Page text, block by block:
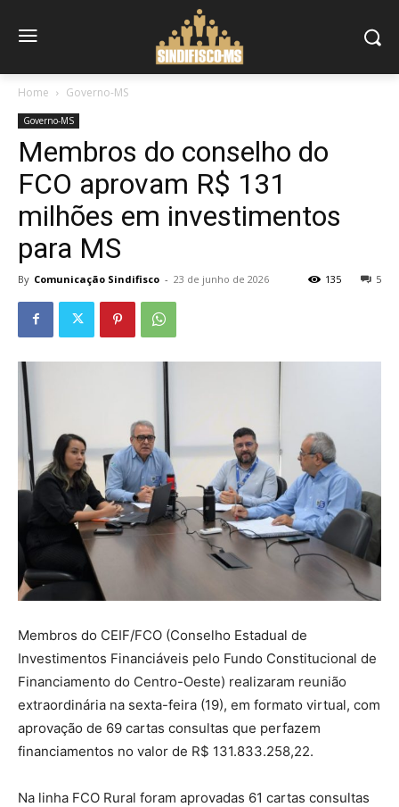
Home Governo-MS
Governo-MS
Membros do conselho do
FCO aprovam R$ 131
milhões em investimentos
para MS
By Comunicação Sindifisco - 23 de junho de 2026 5
135
Membros do CEIF/FCO (Conselho Estadual de
Investimentos Financiáveis pelo Fundo Constitucional de
Financiamento do Centro-Oeste) realizaram reunião
extraordinária na sexta-feira (19), em formato virtual, com
aprovação de 69 cartas consultas que perfazem
financiamentos no valor de R$ 131.833.258,22.
Na linha FCO Rural foram aprovadas 61 cartas consultas